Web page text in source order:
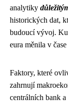
analytiky
historických dat,
budoucí vývoj.
eura měnila v
Faktory, které
zahrnují
centrálních bank